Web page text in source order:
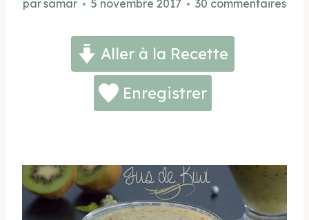
parsamar 5 novembre 2017 30 commentaires
Aller à la Recette
Enregistrer